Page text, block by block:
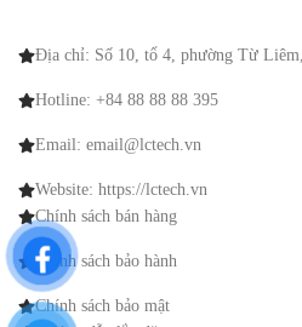
Địa chỉ: Số 10, tổ 4, phường Từ
Hotline: +84 88 88 88 395
Email: email@lctech.vn
Website: https://lctech.vn
Chính sách bán hàng
Chính sách bảo hành
Chính sách bảo mật